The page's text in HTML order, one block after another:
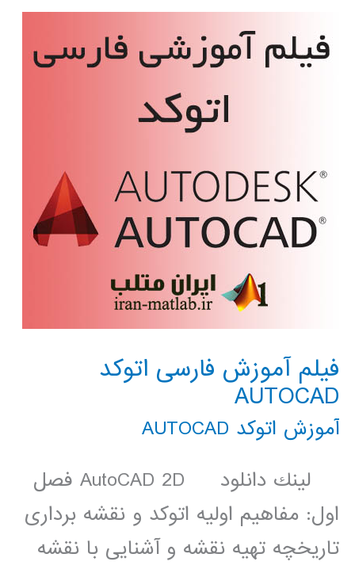
فیلم آموزش فارسی اتوکد
AUTOCAD
آموزش اتوکد AUTOCAD
لينك دانلود AutoCAD 2D فصل
اول: مفاهیم اولیه اتوکد و نقشه برداری
تاریخچه تهیه نقشه و آشنایی با نقشه